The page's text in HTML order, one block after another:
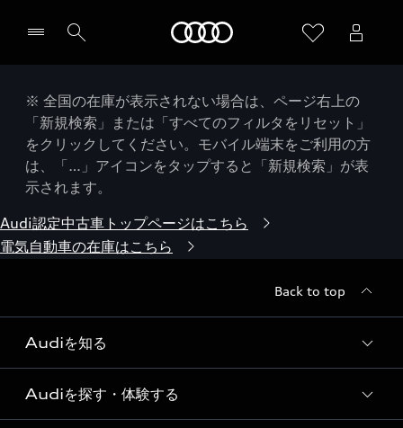
※ 全国の在庫が表示されない場合は、ページ右上の
「新規検索」または「すべてのフィルタをリセット」
をクリックしてください。モバイル端末をご利用の方
は、「…」アイコンをタップすると「新規検索」が表
示されます。
Audi認定中古車トップページはこちら
電気自動車の在庫はこちら
Back to top
Audiを知る
Audi ブランド
Audiを探す・体験する